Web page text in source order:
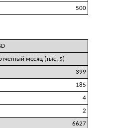
500
месяц (тыс. $)
399
185
4
2
6627